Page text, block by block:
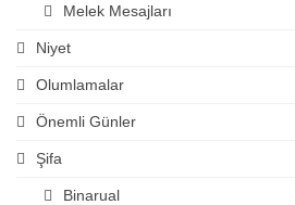
Melek Mesajları
Niyet
Olumlamalar
Önemli Günler
Şifa
Binarual